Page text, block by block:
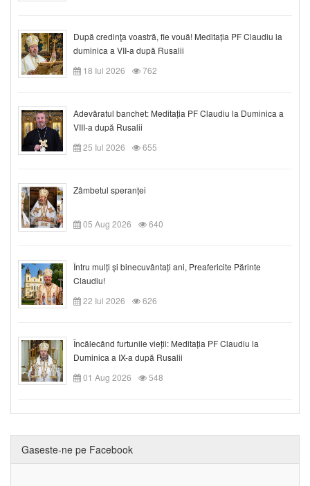
După credinţa voastră, fie vouă! Meditația PF Claudiu la
duminica a VII-a după Rusalii
18 Iul 2026
762
Adevăratul banchet: Meditația PF Claudiu la Duminica a
VIII-a după Rusalii
25 Iul 2026
655
Zâmbetul speranței
05 Aug 2026 640
Întru mulți și binecuvântați ani, Preafericite Părinte
Claudiu!
22 Iul 2026
626
Încălecând furtunile vieții: Meditația PF Claudiu la
Duminica a IX-a după Rusalii
01 Aug 2026
548
Gaseste-ne pe Facebook